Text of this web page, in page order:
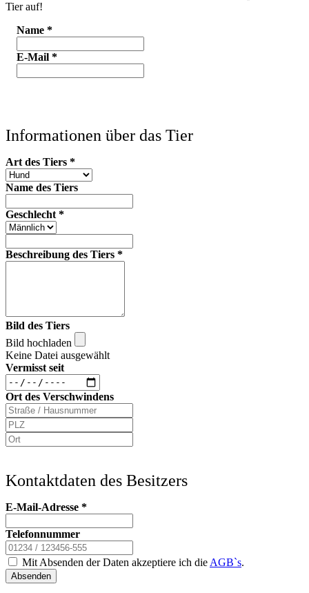
Tier auf!
Name *
E-Mail *
Informationen über das Tier
Art des Tiers *
Name des Tiers
Geschlecht *
Beschreibung des Tiers *
Bild des Tiers
Bild hochladen
Keine Datei ausgewählt
Vermisst seit
Ort des Verschwindens
Kontaktdaten des Besitzers
E-Mail-Adresse *
Telefonnummer
Mit Absenden der Daten akzeptiere ich die AGB`s.
Absenden